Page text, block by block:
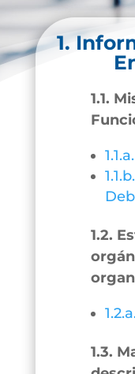
1.
1.1.
1.2.
1.3.